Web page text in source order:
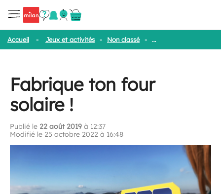
Accueil - Jeux et activités - Non classé - Fabrique ton four
Fabrique ton four
solaire !
Publié le 22 août 2019 à 12:37
Modifié le 25 octobre 2022 à 16:48